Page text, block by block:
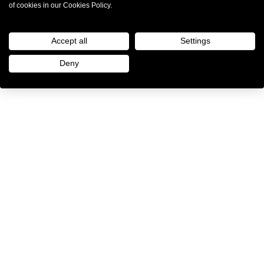
© 2026 The Style Outlets. Tous droits réservés
of cookies in our Cookies Policy.
Accept all Settings
Deny